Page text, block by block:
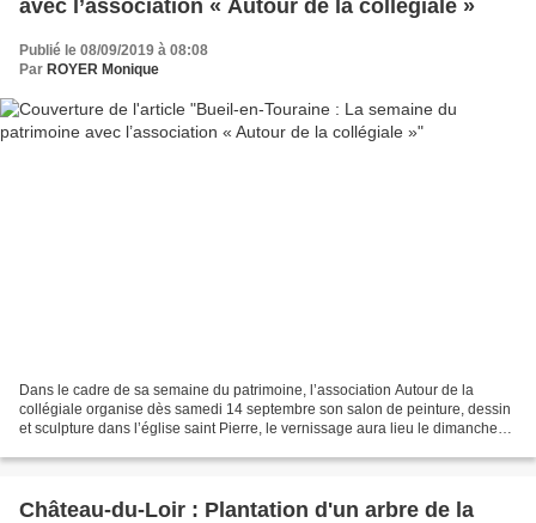
avec l’association « Autour de la collégiale »
Publié le 08/09/2019 à 08:08
Par ROYER Monique
Dans le cadre de sa semaine du patrimoine, l’association Autour de la
collégiale organise dès samedi 14 septembre son salon de peinture, dessin
et sculpture dans l’église saint Pierre, le vernissage aura lieu le dimanche
Château-du-Loir : Plantation d'un arbre de la